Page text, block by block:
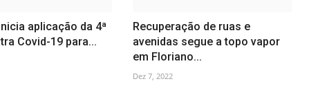
aplicação da 4ª
Covid-19 para...
Recuperação de ruas e
avenidas segue a topo vapor
em Floriano...
Dez 7, 2022